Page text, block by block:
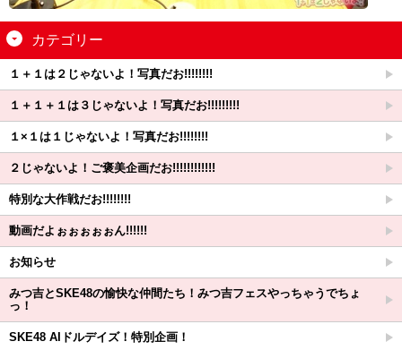
カテゴリー
１＋１は２じゃないよ！写真だお!!!!!!!!
１＋１＋１は３じゃないよ！写真だお!!!!!!!!!
１×１は１じゃないよ！写真だお!!!!!!!!
２じゃないよ！ご褒美企画だお!!!!!!!!!!!!
特別な大作戦だお!!!!!!!!
動画だよぉぉぉぉぉん!!!!!!
お知らせ
みつ吉とSKE48の愉快な仲間たち！みつ吉フェスやっちゃうでちょ
っ！
SKE48 AIドルデイズ！特別企画！